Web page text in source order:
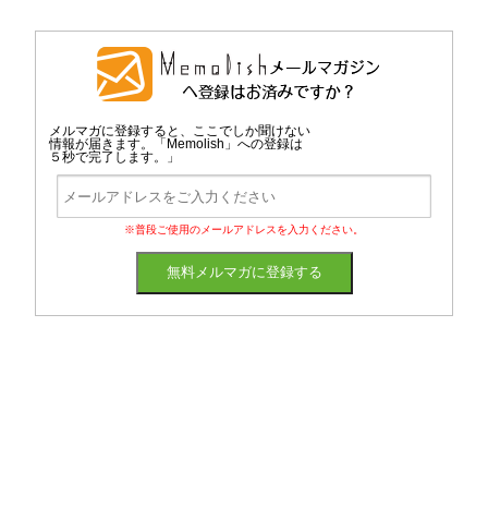
メルマガに登録すると、ここでしか聞けない
情報が届きます。「Memolish」への登録は
５秒で完了します。」
※普段ご使用のメールアドレスを入力ください。